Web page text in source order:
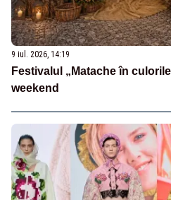
9 iul. 2026, 14:19
Festivalul „Matache în
weekend